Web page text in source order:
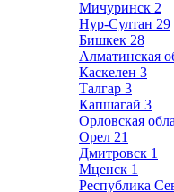
Мичуринск 2
Нур-Султан 29
Бишкек 28
Алматинская
Каскелен 3
Талгар 3
Капшагай 3
Орловская
Орел 21
Дмитровск 1
Мценск 1
Республика